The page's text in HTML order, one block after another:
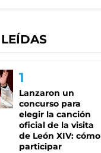
Lanzaron un
concurso para
elegir la canción
oficial de la visita
de León XIV: cómo
participar